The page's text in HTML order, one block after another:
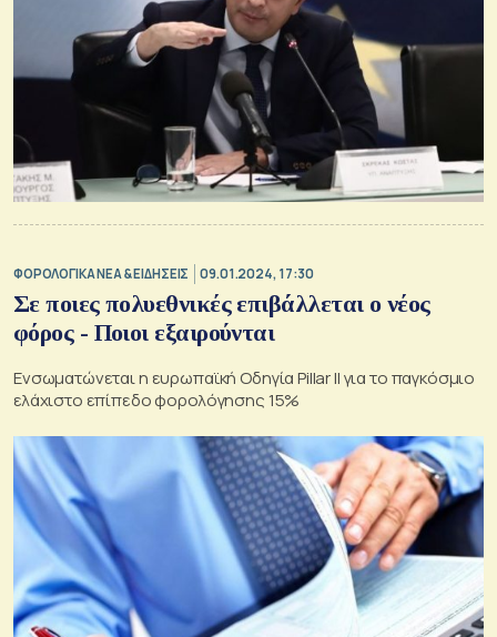
ΦΟΡΟΛΟΓΙΚΑ ΝΕΑ & EΙΔΗΣΕΙΣ 09.01.2024, 17:30
Σε ποιες πολυεθνικές επιβάλλεται ο νέος
φόρος - Ποιοι εξαιρούνται
Ενσωματώνεται η ευρωπαϊκή Οδηγία Pillar II για το παγκόσμιο
ελάχιστο επίπεδο φορολόγησης 15%